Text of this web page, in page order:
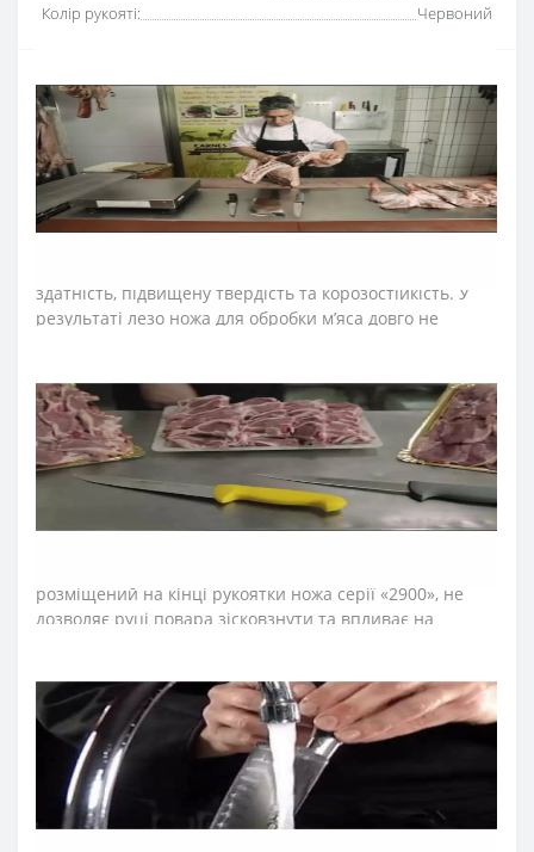
Колір рукояті:
Червоний
Ніж для обробки м’яса 130 мм серії «2900» Аркос з
рукояткою червоногокольорувикористовується для
обробки м’ясної туші, видалення прожилок та
хрящів. Серію професійних ножів Аркос «2900»
розробили для інтенсивного використання на кухнях
ресторанів та харчових виробництв.
здатність, підвищену твердість та корозостійкість. У
результаті лезо ножа для обробки м’яса довго не
інвентарю.
Рукоятка професійних ножів м’ясника "2900" ідеальна
для інтенсивного використання, завдяки ергономічній
формі із потовщенням посередині. Комфортний захват
рукоятки не перевантажує кисть руки впродовж
тривалої роботи. Рукоятку виготовили з антиковзкого
розміщений на кінці рукоятки ножа серії «2900», не
дозволяє руці повара зісковзнути та впливає на
бактерії, грибки та плісняву.
Серію ножів м’ясника Аркос "2900" рекомендуємо
використовувати на підприємствах, що дотримуються
стандартів системи HACCP. Рукоятки ножів мають
кольорове кодування за призначенням.